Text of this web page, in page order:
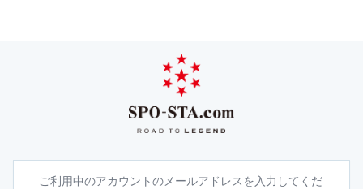
ご利用中のアカウントのメールアドレスを入力してくだ